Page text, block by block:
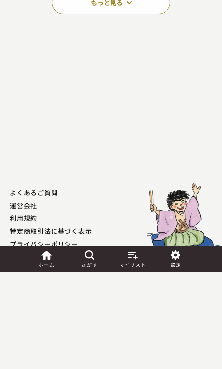
ホーム さがす マイリスト 設定
もっと見る
よくあるご質問
運営会社
利用規約
特定商取引法に基づく表示
プライバシーポリシー​
外部送信ポリシー